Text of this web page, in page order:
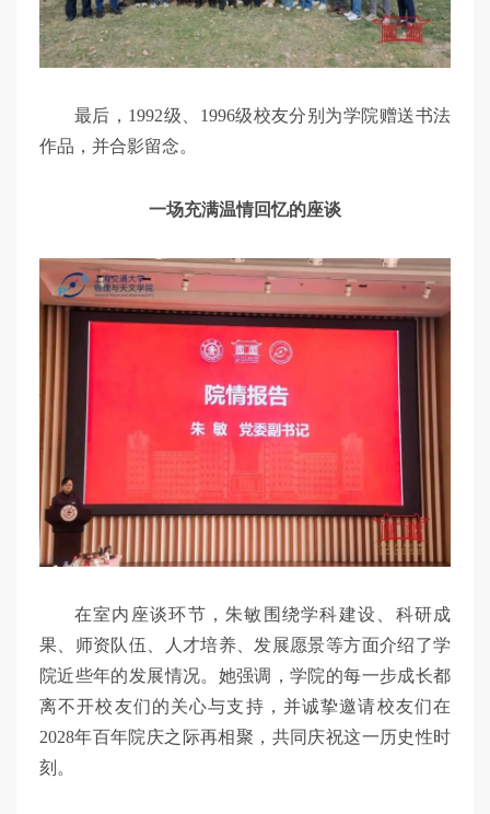
最后，1992级、1996级校友分别为学院赠送书法
作品，并合影留念。
一场充满温情回忆的座谈
在室内座谈环节，朱敏围绕学科建设、科研成
果、师资队伍、人才培养、发展愿景等方面介绍了学
院近些年的发展情况。她强调，学院的每一步成长都
离不开校友们的关心与支持，并诚挚邀请校友们在
2028年百年院庆之际再相聚，共同庆祝这一历史性时
刻。